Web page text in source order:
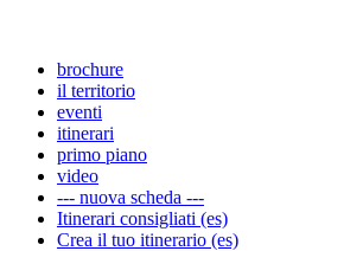
brochure
il territorio
eventi
itinerari
primo piano
video
--- nuova scheda ---
Itinerari consigliati (es)
Crea il tuo itinerario (es)